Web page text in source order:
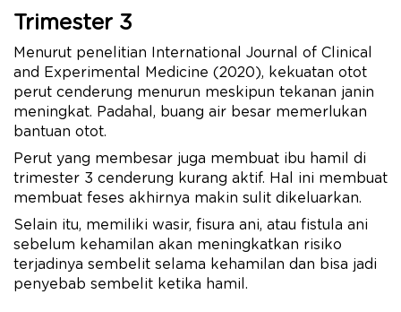
Trimester 3
Menurut penelitian International Journal of Clinical
and Experimental Medicine (2020), kekuatan otot
perut cenderung menurun meskipun tekanan janin
meningkat. Padahal, buang air besar memerlukan
bantuan otot.
Perut yang membesar juga membuat ibu hamil di
trimester 3 cenderung kurang aktif. Hal ini membuat
membuat feses akhirnya makin sulit dikeluarkan.
Selain itu, memiliki wasir, fisura ani, atau fistula ani
sebelum kehamilan akan meningkatkan risiko
terjadinya sembelit selama kehamilan dan bisa jadi
penyebab sembelit ketika hamil.